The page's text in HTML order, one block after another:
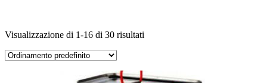
Visualizzazione di 1-16 di 30 risultati